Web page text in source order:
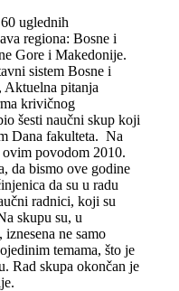
uglednih
regiona: Bosne i
Gore i Makedonije.
sistem Bosne i
Aktuelna pitanja
krivičnog
šesti naučni skup koji
Dana fakulteta. Na
povodom 2010.
da bismo ove godine
da su u radu
radnici, koji su
skupu su, u
ne samo
temama, što je
Rad skupa okončan je